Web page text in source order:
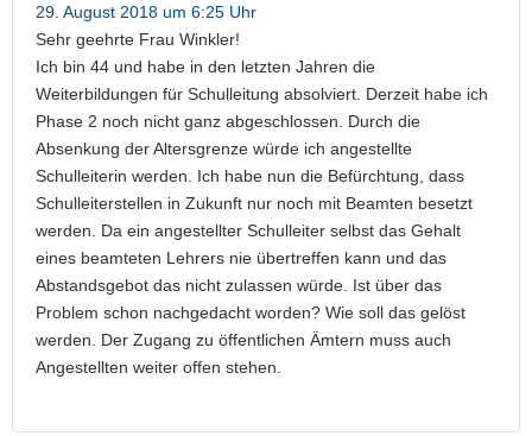
29. August 2018 um 6:25 Uhr
Sehr geehrte Frau Winkler!
Ich bin 44 und habe in den letzten Jahren die
Weiterbildungen für Schulleitung absolviert. Derzeit habe ich
Phase 2 noch nicht ganz abgeschlossen. Durch die
Absenkung der Altersgrenze würde ich angestellte
Schulleiterin werden. Ich habe nun die Befürchtung, dass
Schulleiterstellen in Zukunft nur noch mit Beamten besetzt
werden. Da ein angestellter Schulleiter selbst das Gehalt
eines beamteten Lehrers nie übertreffen kann und das
Abstandsgebot das nicht zulassen würde. Ist über das
Problem schon nachgedacht worden? Wie soll das gelöst
werden. Der Zugang zu öffentlichen Ämtern muss auch
Angestellten weiter offen stehen.